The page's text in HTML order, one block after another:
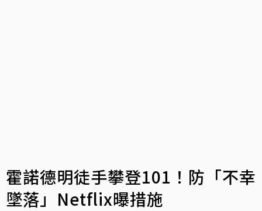
霍諾德明徒手攀登101！防「不幸
墜落」Netflix曝措施